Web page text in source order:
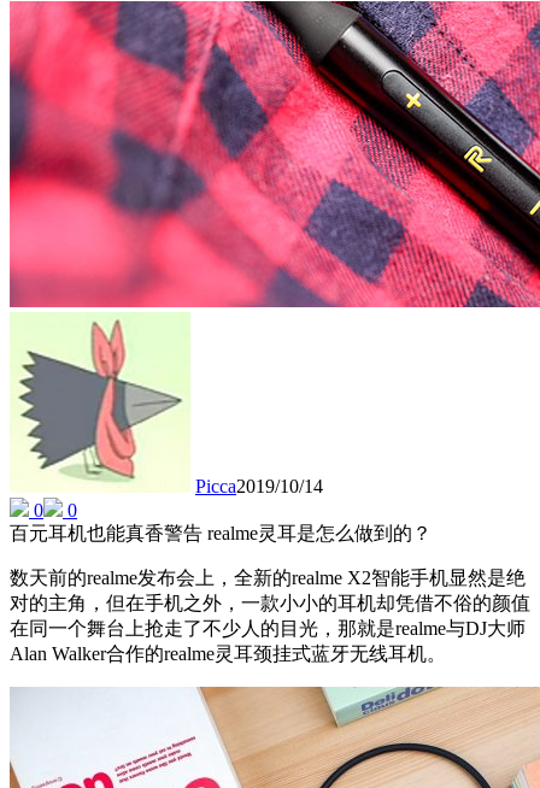
Picca2019/10/14
0
0
百元耳机也能真香警告 realme灵耳是怎么做到的？
数天前的realme发布会上，全新的realme X2智能手机显然是绝
对的主角，但在手机之外，一款小小的耳机却凭借不俗的颜值
在同一个舞台上抢走了不少人的目光，那就是realme与DJ大师
Alan Walker合作的realme灵耳颈挂式蓝牙无线耳机。